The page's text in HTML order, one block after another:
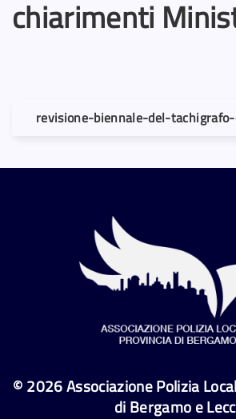
chiarimenti
revisione-biennale-del-
© 2026Associazione Polizia
di Bergamo e